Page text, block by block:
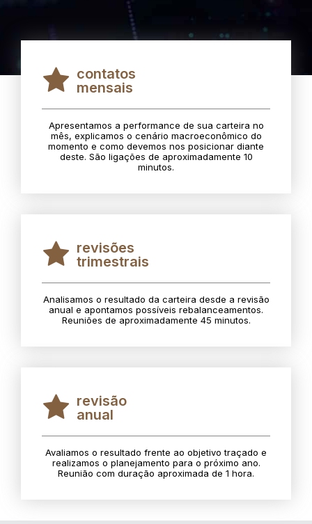
contatos
mensais
Apresentamos a performance de sua carteira no
mês, explicamos o cenário macroeconômico do
momento e como devemos nos posicionar diante
deste. São ligações de aproximadamente 10
minutos.
revisões
trimestrais
Analisamos o resultado da carteira desde a revisão
anual e apontamos possíveis rebalanceamentos.
Reuniões de aproximadamente 45 minutos.
revisão
anual
Avaliamos o resultado frente ao objetivo traçado e
realizamos o planejamento para o próximo ano.
Reunião com duração aproximada de 1 hora.